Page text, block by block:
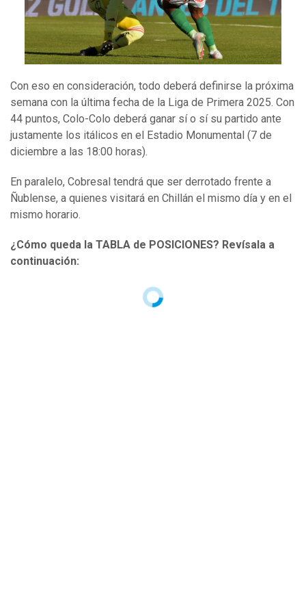
Con eso en consideración, todo deberá definirse la próxima
semana con la última fecha de la Liga de Primera 2025. Con
44 puntos, Colo-Colo deberá ganar sí o sí su partido ante
justamente los itálicos en el Estadio Monumental (7 de
diciembre a las 18:00 horas).
En paralelo, Cobresal tendrá que ser derrotado frente a
Ñublense, a quienes visitará en Chillán el mismo día y en el
mismo horario.
¿Cómo queda la TABLA de POSICIONES? Revísala a
continuación: